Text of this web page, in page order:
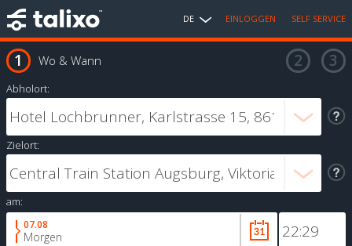
DE EINLOGGEN SELF SERVICE
Wo & Wann
Abholort:
Zielort:
am:
07.08
Morgen